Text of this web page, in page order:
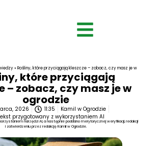
»Rośliny, które przyciągają kleszcze – zobacz, czy masz je w ogrodzie
które przyciągają
– zobacz, czy masz je w
ogrodzie
2026 11:35
Kamil w Ogrodzie
przygotowany z wykorzystaniem AI
narzędzi AI, a następnie poddano merytorycznej weryfikacji, redakcji
i zatwierdzeniu przez redakcję Kamil w Ogrodzie.